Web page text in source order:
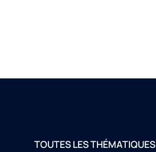
TOUTES LES THÉMATIQUES